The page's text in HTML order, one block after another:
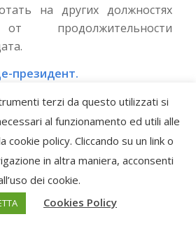
на других должностях
продолжительности
президент.
выполнения его функций, на
письменного
в случае форс-мажора, на
Правления.
или при неотложных
могут предприниматься
имеют полную силу только
terzi da questo utilizzati si
al funzionamento ed utili alle
cookie policy. Cliccando su un link o
in altra maniera, acconsenti
dei cookie.
Cookies Policy